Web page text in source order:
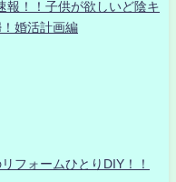
報！！子供が欲しいど陰キ
婚活計画編
フォームひとりDIY！！